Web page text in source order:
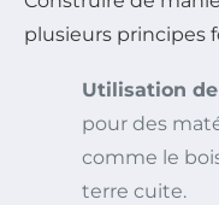
plusieurs principes
Utilisation
pour des
comme le
terre cuite.